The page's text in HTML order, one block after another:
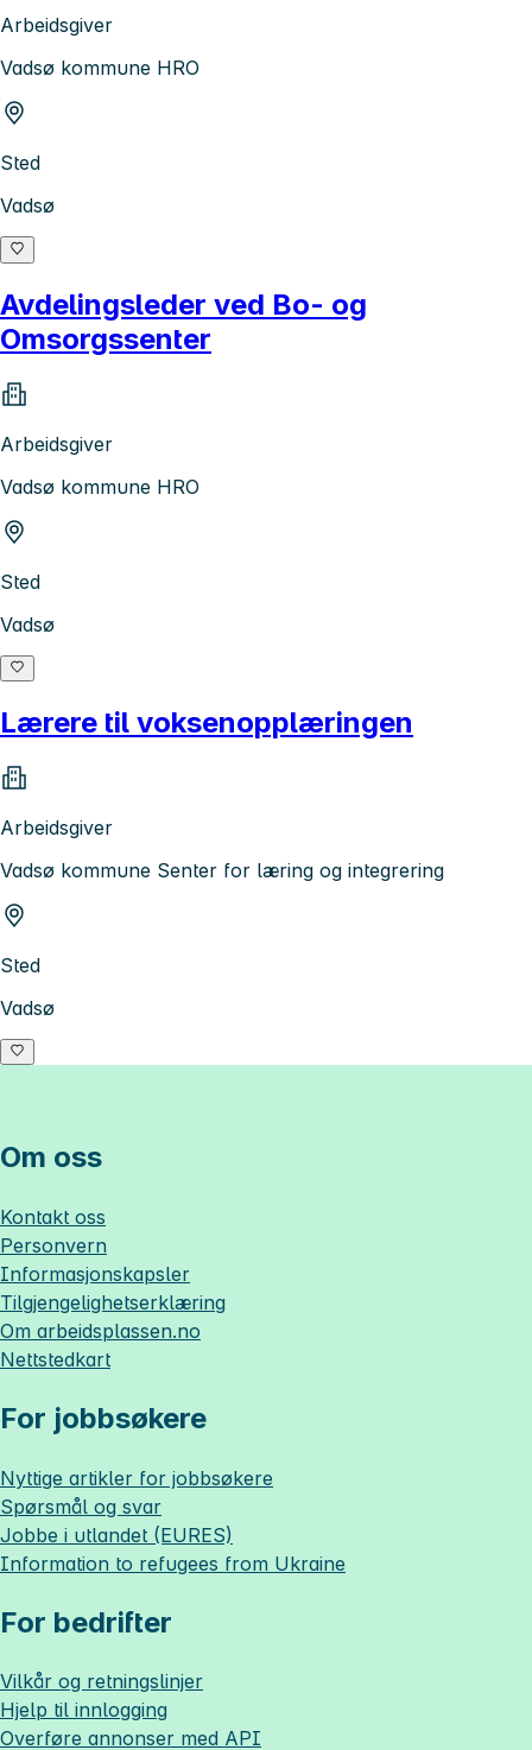
Arbeidsgiver
Vadsø kommune HRO
Sted
Vadsø
Avdelingsleder ved Bo- og
Omsorgssenter
Arbeidsgiver
Vadsø kommune HRO
Sted
Vadsø
Lærere til voksenopplæringen
Arbeidsgiver
Vadsø kommune Senter for læring og integrering
Sted
Vadsø
Om oss
Kontakt oss
Personvern
Informasjonskapsler
Tilgjengelighetserklæring
Om arbeidsplassen.no
Nettstedkart
For jobbsøkere
Nyttige artikler for jobbsøkere
Spørsmål og svar
Jobbe i utlandet (EURES)
Information to refugees from Ukraine
For bedrifter
Vilkår og retningslinjer
Hjelp til innlogging
Overføre annonser med API